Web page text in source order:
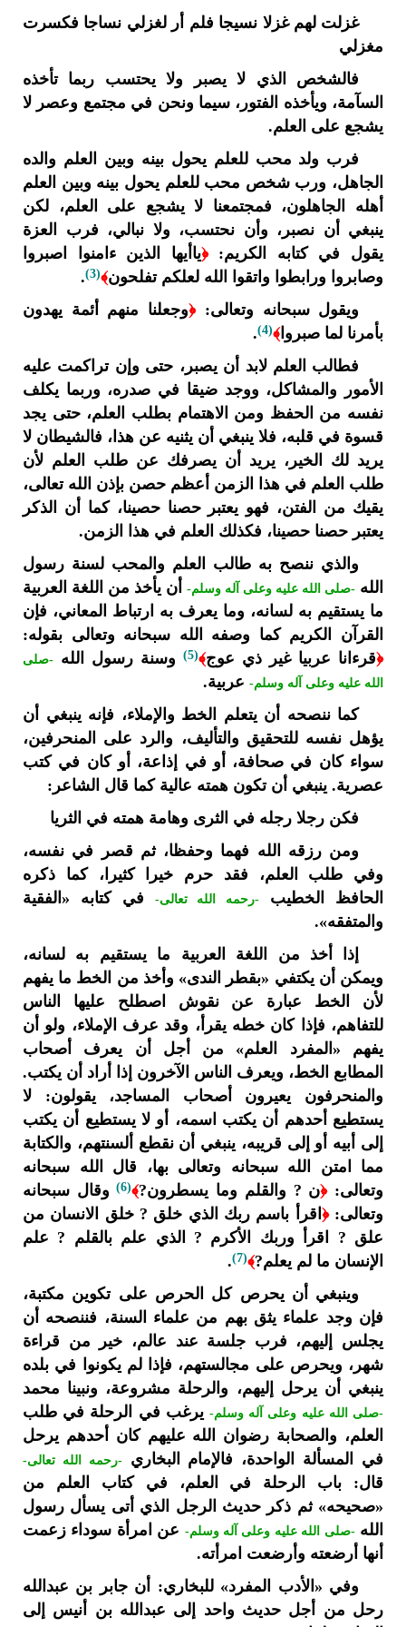
غزلت لهم غزلا نسيجا فلم أر لغزلي نساجا فكسرت
مغزلي
فالشخص الذي لا يصبر ولا يحتسب ربما تأخذه
السآمة، ويأخذه الفتور، سيما ونحن في مجتمع وعصر لا
يشجع على العلم.
فرب ولد محب للعلم يحول بينه وبين العلم والده
الجاهل، ورب شخص محب للعلم يحول بينه وبين العلم
أهله الجاهلون، فمجتمعنا لا يشجع على العلم، لكن
ينبغي أن نصبر، وأن نحتسب، ولا نبالي، فرب العزة
يقول في كتابه الكريم:﴿ياأيها الذين ءامنوا اصبروا
وصابروا ورابطوا واتقوا الله لعلكم تفلحون﴾(3)
.
ويقول سبحانه وتعالى:﴿وجعلنا منهم أئمة يهدون
بأمرنا لما صبروا﴾(4)
.
فطالب العلم لابد أن يصبر، حتى وإن تراكمت عليه
الأمور والمشاكل، ووجد ضيقا في صدره، وربما يكلف
نفسه من الحفظ ومن الاهتمام بطلب العلم، حتى يجد
قسوة في قلبه، فلا ينبغي أن يثنيه عن هذا، فالشيطان لا
يريد لك الخير، يريد أن يصرفك عن طلب العلم لأن
طلب العلم في هذا الزمن أعظم حصن بإذن الله تعالى،
يقيك من الفتن، فهو يعتبر حصنا حصينا، كما أن الذكر
يعتبر حصنا حصينا، فكذلك العلم في هذا الزمن.
والذي ننصح به طالب العلم والمحب لسنة رسول
الله -صلى الله عليه وعلى آله وسلم-
أن يأخذ من اللغة العربية
ما يستقيم به لسانه، وما يعرف به ارتباط المعاني، فإن
القرآن الكريم كما وصفه الله سبحانه وتعالى بقوله:
﴿قرءانا عربيا غير ذي عوج﴾(5) وسنة رسول الله -صلى
الله عليه وعلى آله وسلم- عربية.
كما ننصحه أن يتعلم الخط والإملاء، فإنه ينبغي أن
يؤهل نفسه للتحقيق والتأليف، والرد على المنحرفين،
سواء كان في صحافة، أو في إذاعة، أو كان في كتب
عصرية. ينبغي أن تكون همته عالية كما قال الشاعر:
فكن رجلا رجله في الثرى وهامة همته في الثريا
ومن رزقه الله فهما وحفظا، ثم قصر في نفسه،
وفي طلب العلم، فقد حرم خيرا كثيرا، كما ذكره
الحافظ الخطيب
-رحمه الله تعالى-
في كتابه «الفقية
والمتفقه».
إذا أخذ من اللغة العربية ما يستقيم به لسانه،
ويمكن أن يكتفي «بقطر الندى» وأخذ من الخط ما يفهم
لأن الخط عبارة عن نقوش اصطلح عليها الناس
للتفاهم، فإذا كان خطه يقرأ، وقد عرف الإملاء، ولو أن
يفهم «المفرد العلم» من أجل أن يعرف أصحاب
المطابع الخط، ويعرف الناس الآخرون إذا أراد أن يكتب.
والمنحرفون يعيرون أصحاب المساجد، يقولون: لا
يستطيع أحدهم أن يكتب اسمه، أو لا يستطيع أن يكتب
إلى أبيه أو إلى قريبه، ينبغي أن نقطع ألسنتهم، والكتابة
مما امتن الله سبحانه وتعالى بها، قال الله سبحانه
وتعالى:﴿ن ? والقلم وما يسطرون?﴾(6)
وقال سبحانه
وتعالى:﴿ اقرأ باسم ربك الذي خلق ? خلق الانسان من
علق ? اقرأ وربك الأكرم ? الذي علم بالقلم ? علم
الإنسان ما لم يعلم?﴾(7)
.
وينبغي أن يحرص كل الحرص على تكوين مكتبة،
فإن وجد علماء يثق بهم من علماء السنة، فننصحه أن
يجلس إليهم، فرب جلسة عند عالم، خير من قراءة
شهر، ويحرص على مجالستهم، فإذا لم يكونوا في بلده
ينبغي أن يرحل إليهم، والرحلة مشروعة، ونبينا محمد
-صلى الله عليه وعلى آله وسلم- يرغب في الرحلة في طلب
العلم، والصحابة رضوان الله عليهم كان أحدهم يرحل
في المسألة الواحدة، فالإمام البخاري-رحمه الله تعالى-
قال: باب الرحلة في العلم، في كتاب العلم من
«صحيحه» ثم ذكر حديث الرجل الذي أتى يسأل رسول
الله-صلى الله عليه وعلى آله وسلم- عن امرأة سوداء زعمت
أنها أرضعته وأرضعت امرأته.
وفي «الأدب المفرد» للبخاري: أن جابر بن عبدالله
رحل من أجل حديث واحد إلى عبدالله بن أنيس إلى